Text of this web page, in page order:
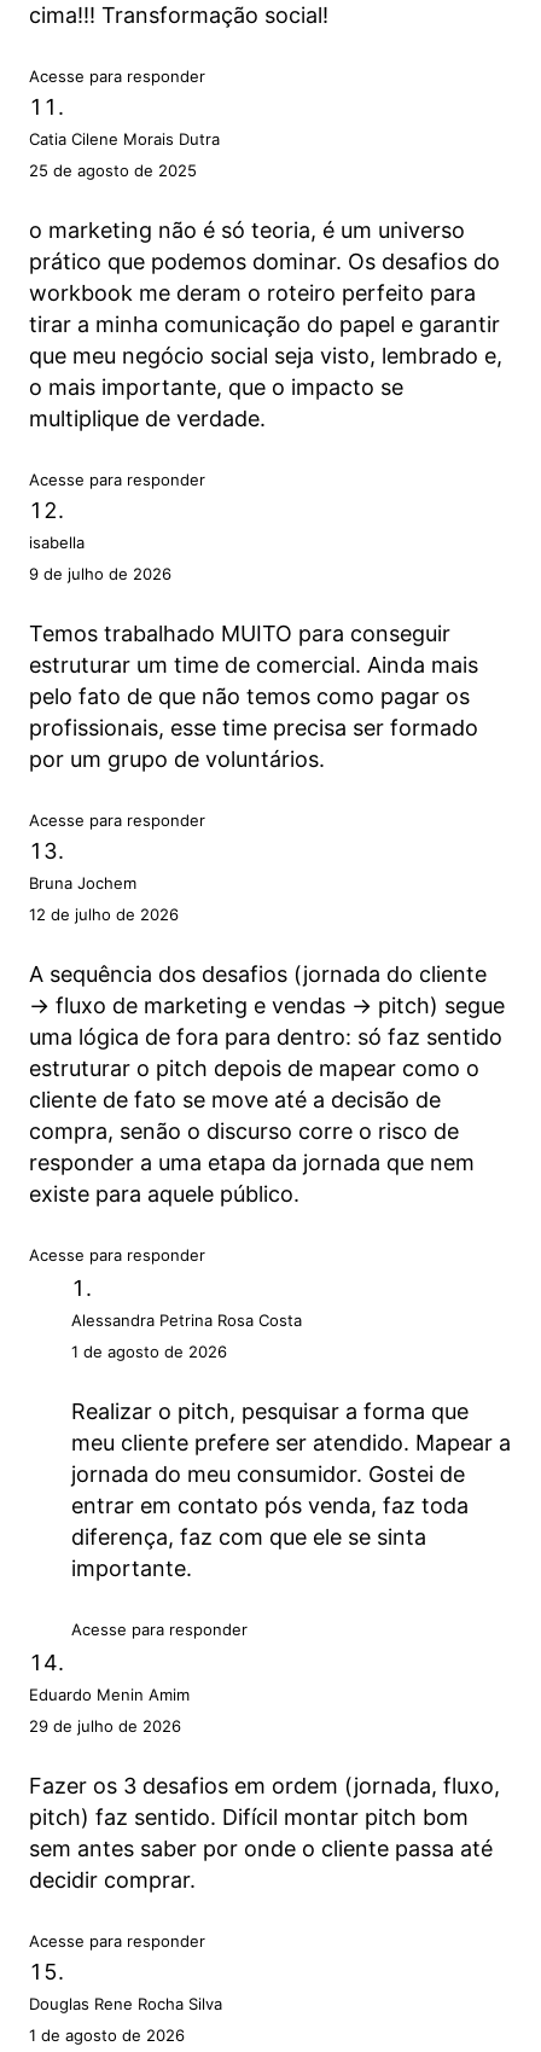
cima!!! Transformação social!
Acesse para responder
Catia Cilene Morais Dutra
25 de agosto de 2025
o marketing não é só teoria, é um universo
prático que podemos dominar. Os desafios do
workbook me deram o roteiro perfeito para
tirar a minha comunicação do papel e garantir
que meu negócio social seja visto, lembrado e,
o mais importante, que o impacto se
multiplique de verdade.
Acesse para responder
isabella
9 de julho de 2026
Temos trabalhado MUITO para conseguir
estruturar um time de comercial. Ainda mais
pelo fato de que não temos como pagar os
profissionais, esse time precisa ser formado
por um grupo de voluntários.
Acesse para responder
Bruna Jochem
12 de julho de 2026
A sequência dos desafios (jornada do cliente
→ fluxo de marketing e vendas → pitch) segue
uma lógica de fora para dentro: só faz sentido
estruturar o pitch depois de mapear como o
cliente de fato se move até a decisão de
compra, senão o discurso corre o risco de
responder a uma etapa da jornada que nem
existe para aquele público.
Acesse para responder
Alessandra Petrina Rosa Costa
1 de agosto de 2026
Realizar o pitch, pesquisar a forma que
meu cliente prefere ser atendido. Mapear a
jornada do meu consumidor. Gostei de
entrar em contato pós venda, faz toda
diferença, faz com que ele se sinta
importante.
Acesse para responder
Eduardo Menin Amim
29 de julho de 2026
Fazer os 3 desafios em ordem (jornada, fluxo,
pitch) faz sentido. Difícil montar pitch bom
sem antes saber por onde o cliente passa até
decidir comprar.
Acesse para responder
Douglas Rene Rocha Silva
1 de agosto de 2026